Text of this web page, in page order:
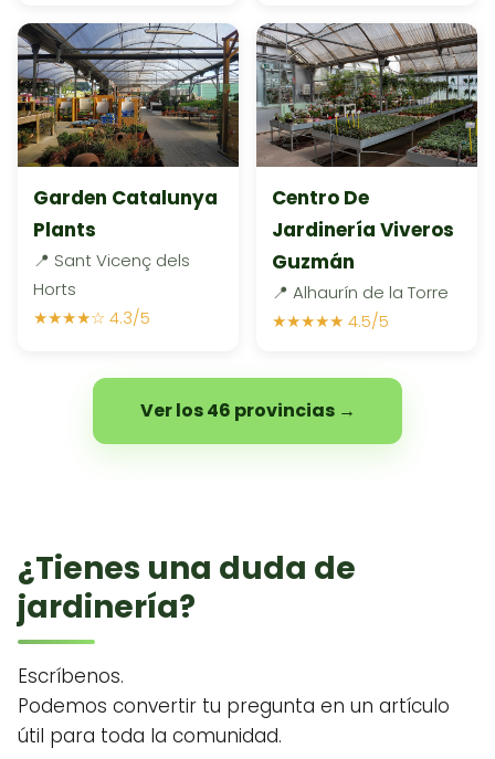
Garden Catalunya
Plants
📍 Sant Vicenç dels
Horts
★★★★☆ 4.3/5
Centro De
Jardinería Viveros
Guzmán
📍 Alhaurín de la Torre
★★★★★ 4.5/5
Ver los 46 provincias →
¿Tienes una duda de
jardinería?
Escríbenos.
Podemos convertir tu pregunta en un artículo
útil para toda la comunidad.